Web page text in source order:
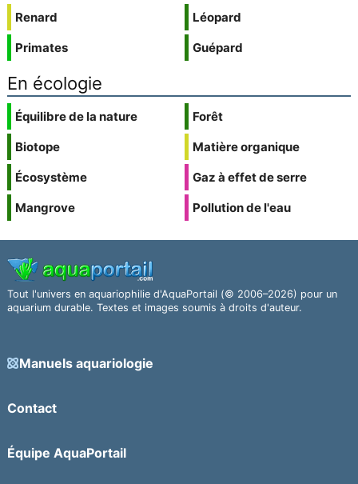
Renard
Primates
Léopard
Guépard
En écologie
Équilibre de la nature
Biotope
Écosystème
Mangrove
Forêt
Matière organique
Gaz à effet de serre
Pollution de l'eau
Tout l'univers en aquariophilie d'AquaPortail (© 2006–2026) pour un
aquarium durable. Textes et images soumis à droits d'auteur.
Manuels aquariologie
Contact
Équipe AquaPortail